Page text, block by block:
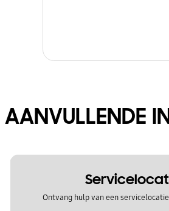
AANVULLENDE
Ontvang hulp van een